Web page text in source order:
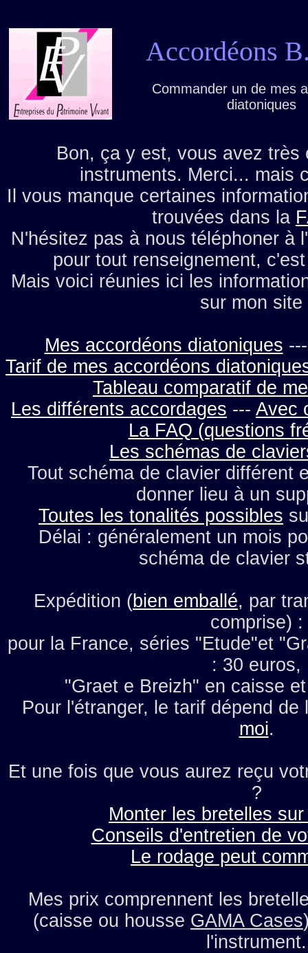
Accordéons
Commander un de mes
diatoniques
Bon, ça y est, vous avez très
instruments. Merci... mais
Il vous manque certaines
trouvées dans la
N'hésitez pas à nous téléphoner à l'
pour tout renseignement,
Mais voici réunies ici les
sur mon site
Mes accordéons diatoniques
Tarif de mes accordéons
Tableau comparatif de
Les différents accordages --- Avec
La FAQ (questions
Les schémas de
Tout schéma de clavier différent
donner lieu à un
Toutes les tonalités possibles
Délai : généralement un mois
schéma de clavier
Expédition (bien emballé, par
comprise) :
pour la France, séries "Etude"et
: 30 euros,
"Graet e Breizh" en caisse
Pour l'étranger, le tarif dépend
moi.
Et une fois que vous aurez reçu
?
Monter les bretelles
Conseils d'entretien de
Le rodage peut
Mes prix comprennent les
(caisse ou housse GAMA Cases
l'instrument.